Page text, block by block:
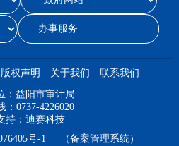
办事服务
版权声明 关于我们
联系我们
：益阳市审计局
：0737-4226020
持：迪赛科技
号-1 （备案管理系统）